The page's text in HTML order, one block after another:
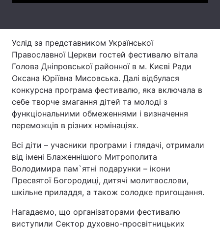
Тема оформлення
Услід за представником Української
Православної Церкви гостей фестивалю вітала
Голова Дніпровської районної в м. Києві Ради
Оксана Юріївна Мисовська. Далі відбулася
конкурсна програма фестивалю, яка включала в
себе творче змагання дітей та молоді з
функціональними обмеженнями і визначення
переможців в різних номінаціях.
Всі діти – учасники програми і глядачі, отримали
від імені Блаженнішого Митрополита
Володимира пам`ятні подарунки – ікони
Пресвятої Богородиці, дитячі молитвослови,
шкільне приладдя, а також солодке пригощання.
Нагадаємо, що організаторами фестивалю
виступили Сектор духовно-просвітницьких